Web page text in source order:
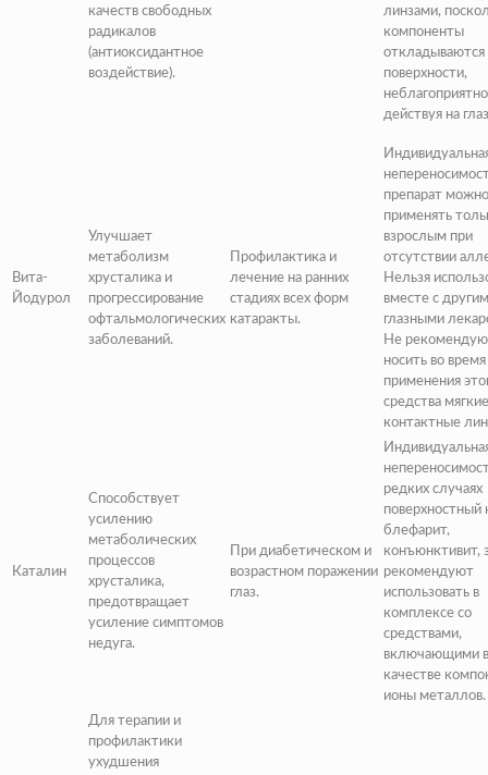
качеств свободных
радикалов
(антиоксидантное
воздействие).
линзами,
компоненты
откладываются
поверхности,
неблагоприятно
действуя на
Вита-
Йодурол
Улучшает
метаболизм
хрусталика и
прогрессирование
офтальмологических
заболеваний.
Профилактика и
лечение на ранних
стадиях всех форм
катаракты.
препарат можно
применять
взрослым при
отсутствии
Нельзя
вместе с
глазными
Не
носить во время
применения
средства мягкие
контактные
Каталин
Способствует
усилению
метаболических
процессов
хрусталика,
предотвращает
усиление симптомов
недуга.
При диабетическом и
возрастном поражении
глаз.
редких случаях
поверхностный
блефарит,
конъюнктивит,
рекомендуют
использовать в
комплексе со
средствами,
включающими в
качестве
ионы металлов.
Для терапии и
профилактики
ухудшения